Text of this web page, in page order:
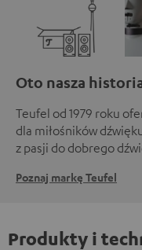
Oto nasza
Teufel od 1979 roku
dla miłośników
z pasji do dobrego
Poznaj markę Teufel
Produkty i